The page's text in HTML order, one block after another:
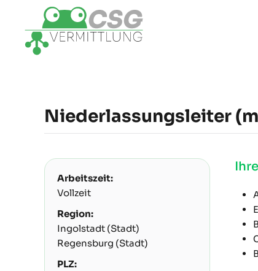
Zum Hauptinhalt springen
Niederlassungsleiter
Arbeitszeit:
Vollzeit
Region:
Ingolstadt (Stadt)
Regensburg (Stadt)
PLZ: